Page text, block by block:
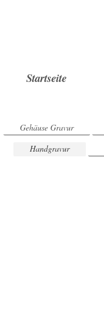
Startseite
Gehäuse Gravur
Handgravur